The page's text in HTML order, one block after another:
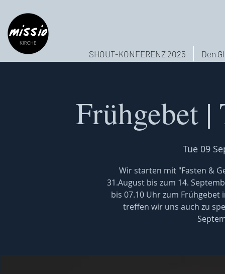
Den
SHOUT-KONFERENZ 2025
Frühgebet |
Tue 09
Wir starten mit "Fasten &
31.August bis zum 14.
bis 07.10 Uhr zum Frühgebet
treffen wir uns auch zu